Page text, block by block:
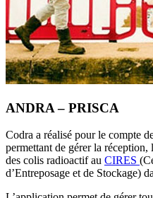
ANDRA – PRISCA
Codra a réalisé pour le compte
permettant de gérer la
des colis radioactif au CIRES
d’Entreposage et de Stockage)